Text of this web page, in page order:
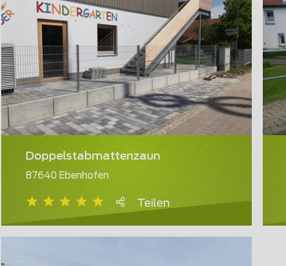
Doppelstabmattenzaun
87640 Ebenhofen
Teilen